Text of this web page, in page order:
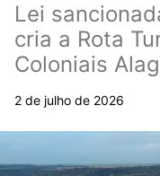
Lei
cria a Rota
Coloniais
2 de julho de 2026